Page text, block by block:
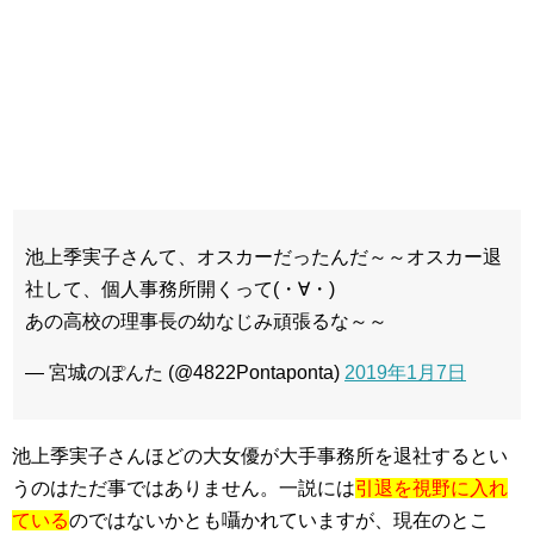
池上季実子さんて、オスカーだったんだ～～オスカー退
社して、個人事務所開くって(・∀・)
あの高校の理事長の幼なじみ頑張るな～～
— 宮城のぽんた (@4822Pontaponta) 2019年1月7日
池上季実子さんほどの大女優が大手事務所を退社するとい
うのはただ事ではありません。一説には引退を視野に入れ
ているのではないかとも囁かれていますが、現在のとこ